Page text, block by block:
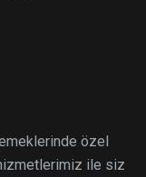
özel
ile siz